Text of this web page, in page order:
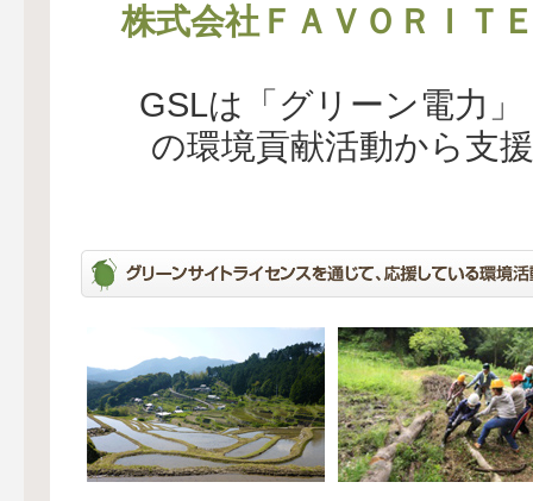
株式会社ＦＡＶＯＲＩＴ
GSLは「グリーン電力
の環境貢献活動から支